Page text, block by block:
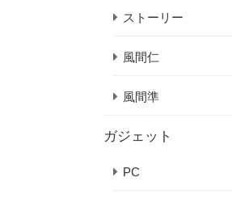
ストーリー
風間仁
風間準
ガジェット
PC